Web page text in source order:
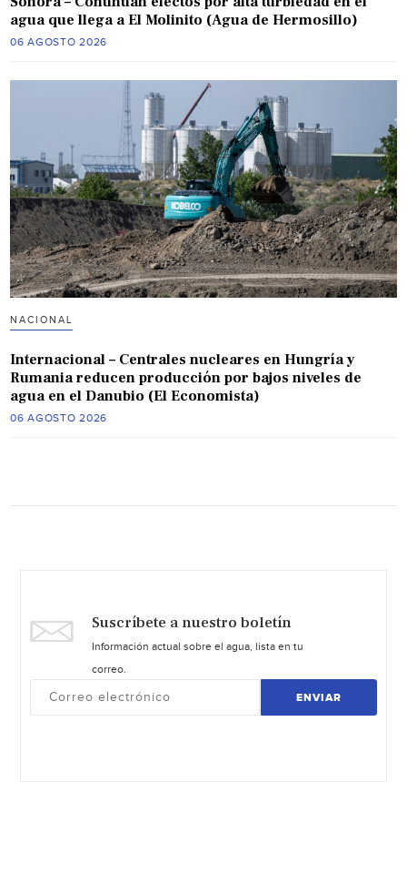
agua que llega a El Molinito (Agua de Hermosillo)
06 AGOSTO 2026
NACIONAL
Internacional – Centrales nucleares en Hungría y
Rumania reducen producción por bajos niveles de
agua en el Danubio (El Economista)
06 AGOSTO 2026
Suscríbete a nuestro boletín
Información actual sobre el agua, lista en tu
correo.
ENVIAR